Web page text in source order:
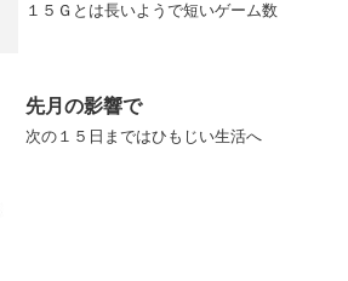
１５Ｇとは長いようで短いゲーム数
先月の影響で
次の１５日まではひもじい生活へ